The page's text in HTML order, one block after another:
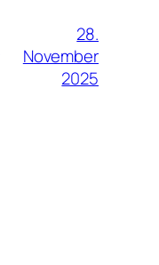
28.
November
2025